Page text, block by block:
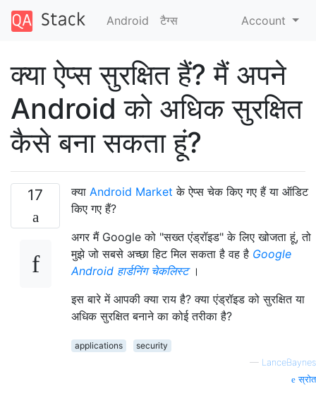
Android टैग्‍स Account
क्या ऐप्स सुरक्षित हैं? मैं अपने
Android को अधिक सुरक्षित
कैसे बना सकता हूं?
17 क्या Android Market के ऐप्स चेक किए गए हैं या ऑडिट
किए गए हैं?
अगर मैं Google को "सख्त एंड्रॉइड" के लिए खोजता हूं, तो
मुझे जो सबसे अच्छा हिट मिल सकता है वह है Google
Android हार्डनिंग चेकलिस्ट।
इस बारे में आपकी क्या राय है? क्या एंड्रॉइड को सुरक्षित या
अधिक सुरक्षित बनाने का कोई तरीका है?
applications
security
— LanceBaynes
स्रोत